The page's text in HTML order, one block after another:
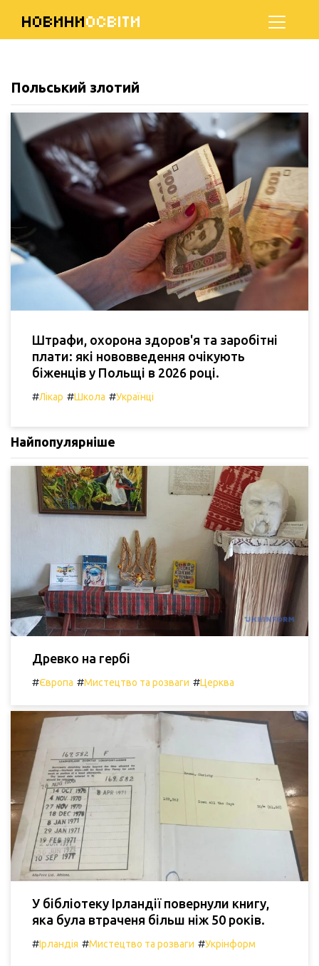
НОВИНИОСВІТИ
Польський злотий
Штрафи, охорона здоров'я та заробітні
плати: які нововведення очікують
біженців у Польщі в 2026 році.
#Лікар #Школа #Українці
Найпопулярніше
Древко на гербі
#Європа #Мистецтво та розваги #Церква
У бібліотеку Ірландії повернули книгу,
яка була втраченя більш ніж 50 років.
#Ірландія #Мистецтво та розваги #Укрінформ